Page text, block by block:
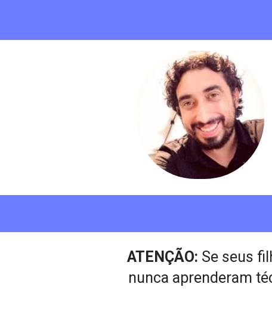
ATENÇÃO: Se seus
nunca aprenderam